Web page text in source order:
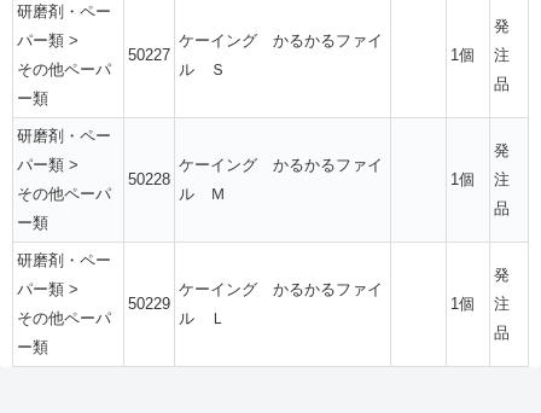
研磨剤・ペー
パー類 >
その他ペーパ
ー類
50227
ケーイング かるかるファイ
ル Ｓ
1個
発
注
品
研磨剤・ペー
パー類 >
その他ペーパ
ー類
50228
ケーイング かるかるファイ
ル Ｍ
1個
発
注
品
研磨剤・ペー
パー類 >
その他ペーパ
ー類
50229
ケーイング かるかるファイ
ル Ｌ
1個
発
注
品